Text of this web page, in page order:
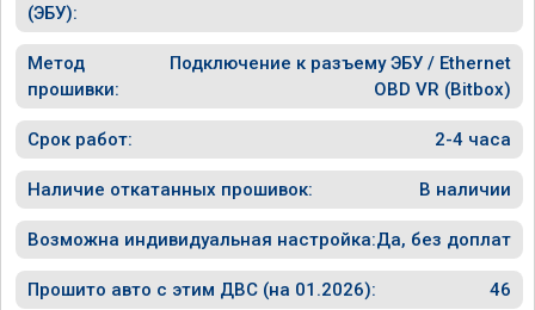
(ЭБУ):
Метод
прошивки:
Подключение к разъему ЭБУ / Ethernet
OBD VR (Bitbox)
Срок работ: 2-4 часа
Наличие откатанных прошивок: В наличии
Возможна индивидуальная настройка:Да, без доплат
Прошито авто с этим ДВС (на 01.2026): 46